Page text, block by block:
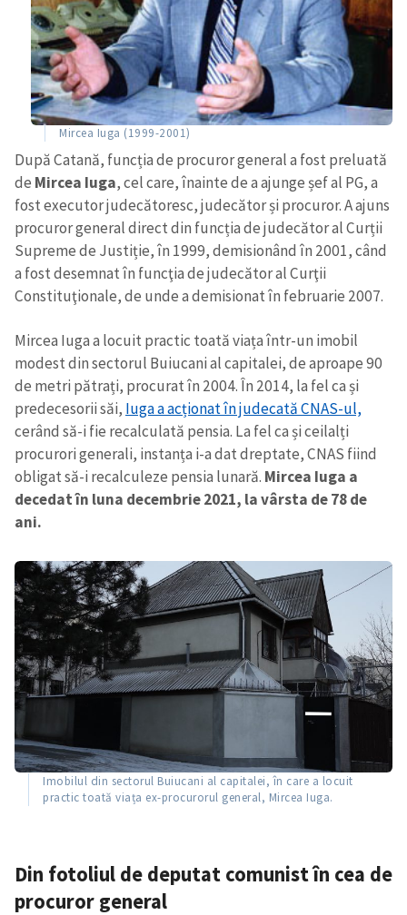
Mircea Iuga (1999-2001)
După Catană, funcția de procuror general a fost preluată
de Mircea Iuga, cel care, înainte de a ajunge șef al PG, a
fost executor judecătoresc, judecător și procuror. A ajuns
procuror general direct din funcția de judecător al Curții
Supreme de Justiție, în 1999, demisionând în 2001, când
a fost desemnat în funcţia de judecător al Curţii
Constituţionale, de unde a demisionat în februarie 2007.
Mircea Iuga a locuit practic toată viața într-un imobil
modest din sectorul Buiucani al capitalei, de aproape 90
de metri pătrați, procurat în 2004. În 2014, la fel ca și
predecesorii săi, Iuga a acționat în judecată CNAS-ul,
cerând să-i fie recalculată pensia. La fel ca și ceilalți
procurori generali, instanța i-a dat dreptate, CNAS fiind
obligat să-i recalculeze pensia lunară. Mircea Iuga a
decedat în luna decembrie 2021, la vârsta de 78 de
ani.
Imobilul din sectorul Buiucani al capitalei, în care a locuit
practic toată viața ex-procurorul general, Mircea Iuga.
Din fotoliul de deputat comunist în cea de
procuror general